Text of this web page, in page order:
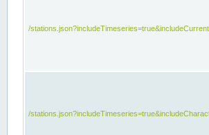
/
/